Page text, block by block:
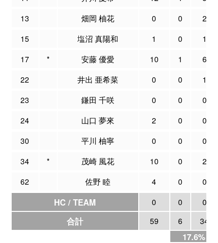
13
畑岡 柚花 0 0
2
15
塩沼 真陽和 1 0
1
17
* 安藤 優愛 10 1
6
22
井出 亜希菜 0 0
1
23
鎌田 千咲 0 0
0
24
山口 夢來 2 0
0
30
平川 柚寧 0 0
0
34
* 茂崎 風花 10 0
2
62
佐野 睦 4 0 0
HC / TEAM 0 0 0
合計 59 6 34
17.6%